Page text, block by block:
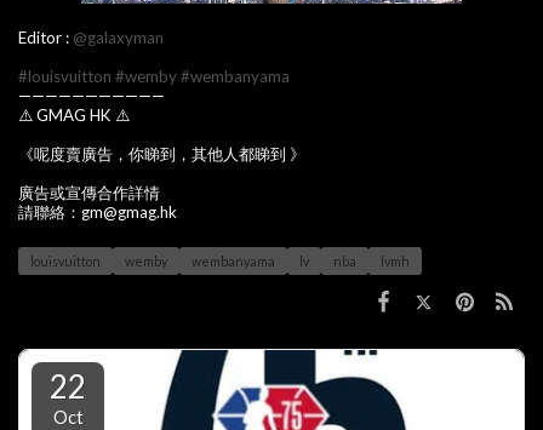
Editor : @galaxyman
#louisvuitton #wemby#wembanyama
———————————
⚠️ GMAG HK ⚠️
《呢度賣廣告，你睇到，其他人都睇到 》
廣告或宣傳合作詳情
請聯絡：gm@gmag.hk
louisvuitton wemby wembanyama lv nba lvmh
22
Oct